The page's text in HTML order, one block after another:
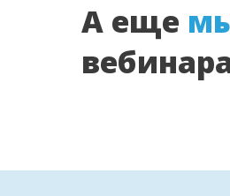
А еще